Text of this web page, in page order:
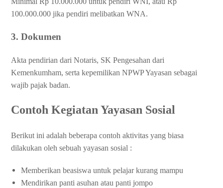
100.000.000 jika pendiri melibatkan WNA.
3. Dokumen
Akta pendirian dari Notaris, SK Pengesahan dari
Kemenkumham, serta kepemilikan NPWP Yayasan sebagai
wajib pajak badan.
Contoh Kegiatan Yayasan Sosial
Berikut ini adalah beberapa contoh aktivitas yang biasa
dilakukan oleh sebuah yayasan sosial :
Memberikan beasiswa untuk pelajar kurang mampu
Mendirikan panti asuhan atau panti jompo